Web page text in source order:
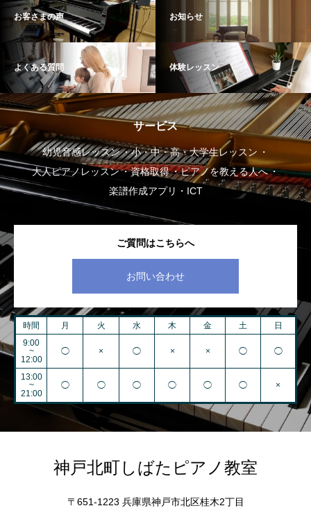
お客さまの声 お知らせ
よくある質問 体験レッスン
サービス
幼児音感レッスン
小・中・高・大学生レッスン
大人ピアノレッスン
資格取得
ピアノを教える人へ
楽譜作成アプリ・ICT
ご質問はこちらへ
お問い合わせ
時間 月 火 水 木 金 土
日
9:00
~
12:00
◯ × ◯ × × ◯ ◯
13:00
~
21:00
◯ ◯ ◯ ◯ ◯ ◯ ×
神戸北町しばたピアノ教室
〒651-1223 兵庫県神戸市北区桂木2丁目